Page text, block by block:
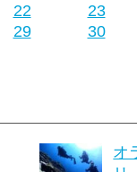
22
23
29 30
オ